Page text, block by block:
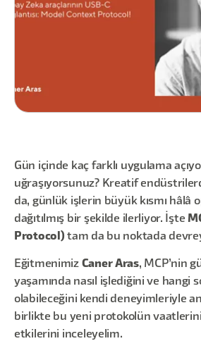
Gün içinde kaç farklı uygulama
uğraşıyorsunuz? Kreatif
da, günlük işlerin büyük kısmı hâlâ
dağıtılmış bir şekilde ilerliyor. İşte
Protocol) tam da bu noktada
Eğitmenimiz Caner Aras, MCP’nin
yaşamında nasıl işlediğini ve hangi
olabileceğini kendi deneyimleriyle
birlikte bu yeni protokolün
etkilerini inceleyelim.